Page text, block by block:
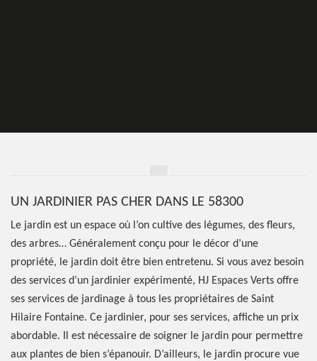
UN JARDINIER PAS CHER DANS LE 58300
Le jardin est un espace où l’on cultive des légumes, des fleurs,
des arbres… Généralement conçu pour le décor d’une
propriété, le jardin doit être bien entretenu. Si vous avez besoin
des services d’un jardinier expérimenté, HJ Espaces Verts offre
ses services de jardinage à tous les propriétaires de Saint
Hilaire Fontaine. Ce jardinier, pour ses services, affiche un prix
abordable. Il est nécessaire de soigner le jardin pour permettre
aux plantes de bien s’épanouir. D’ailleurs, le jardin procure vue